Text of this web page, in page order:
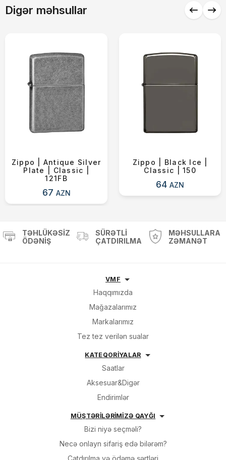
Digər məhsullar
Zippo | Antique Silver
Plate | Classic |
121FB
67 AZN
Zippo | Black Ice |
Classic | 150
64AZN
Çatdırılma 0 ₼
Sifarişi rəsmiləşdir
Alış-verişə davam et
TƏHLÜKƏSIZ
ÖDƏNIŞ
SÜRƏTLI
ÇATDIRILMA
MƏHSULLARA
ZƏMANƏT
VMF
Haqqımızda
Mağazalarımız
Markalarımız
Tez tez verilən sualar
KATEQORİYALAR
Saatlar
Aksesuar&Digər
Endirimlər
MÜŞTƏRİLƏRİMİZƏ QAYĞI
Bizi niyə seçməli?
Necə onlayn sifariş edə bilərəm?
Çatdırılma və ödəmə şərtləri